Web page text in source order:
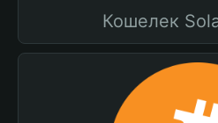
Кошелек